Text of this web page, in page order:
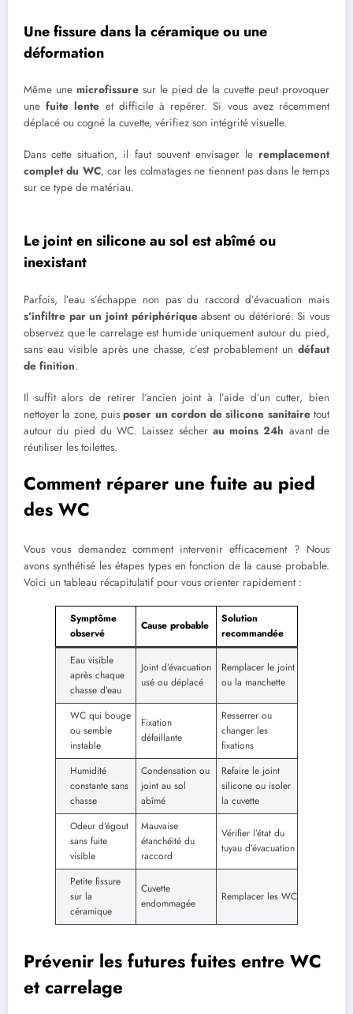
Une fissure dans la céramique ou une
déformation
Même une microfissuresur le pied de la cuvette peut provoquer
unefuite lente et difficile à repérer. Si vous avez récemment
déplacé ou cogné la cuvette, vérifiez son intégrité visuelle.
Dans cette situation, il faut souvent envisager le remplacement
complet du WC, car les colmatages ne tiennent pas dans le temps
sur ce type de matériau.
Le joint en silicone au sol est abîmé ou
inexistant
Parfois, l’eau s’échappe non pas du raccord d’évacuation mais
s’infiltre par un joint périphériqueabsent ou détérioré. Si vous
observez que le carrelage est humide uniquement autour du pied,
sans eau visible après une chasse, c’est probablement un défaut
de finition.
Il suffit alors de retirer l’ancien joint à l’aide d’un cutter, bien
nettoyer la zone, puisposer un cordon de silicone sanitairetout
autour du pied du WC. Laissez sécher au moins 24h avant de
réutiliser les toilettes.
Comment réparer une fuite au pied
des WC
Vous vous demandez comment intervenir efficacement ? Nous
avons synthétisé les étapes types en fonction de la cause probable.
Voici un tableau récapitulatif pour vous orienter rapidement :
Symptôme
observé
Cause probable
Solution
recommandée
Eau visible
après chaque
chasse d’eau
Joint d’évacuation
usé ou déplacé
Remplacer le joint
ou la manchette
WC qui bouge
ou semble
instable
Fixation
défaillante
Resserrer ou
changer les
fixations
Humidité
constante sans
chasse
Condensation ou
joint au sol
abîmé
Refaire le joint
silicone ou isoler
la cuvette
Odeur d’égout
sans fuite
visible
Mauvaise
étanchéité du
raccord
Vérifier l’état du
tuyau d’évacuation
Petite fissure
sur la
céramique
Cuvette
endommagée
Remplacer les WC
Prévenir les futures fuites entre WC
et carrelage